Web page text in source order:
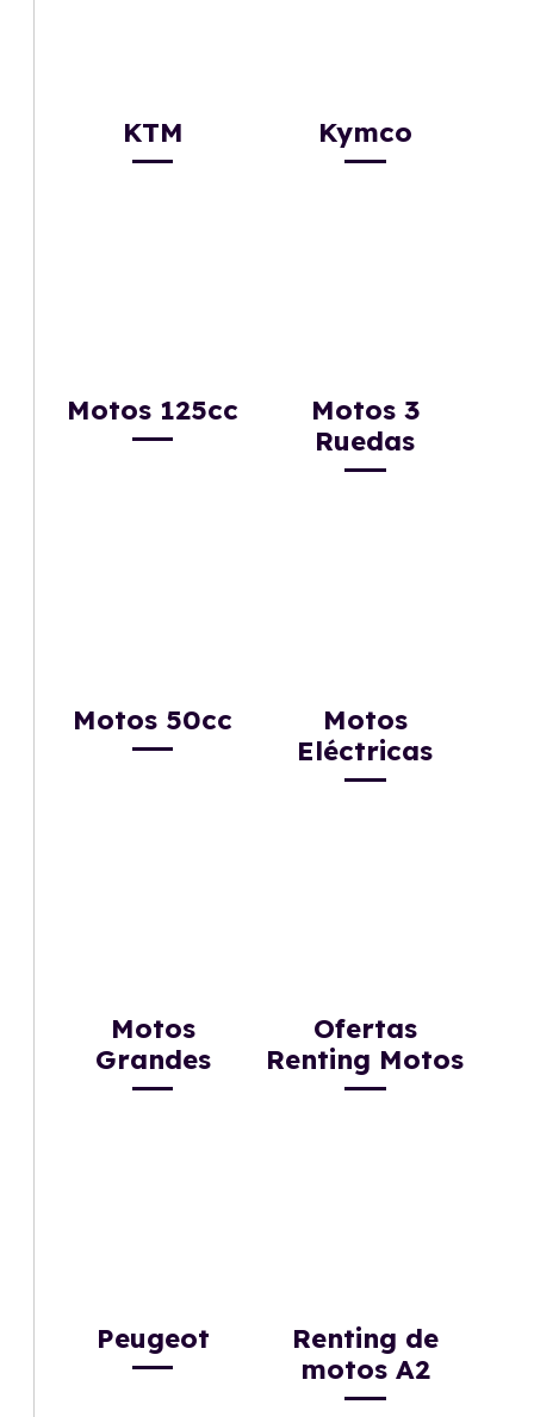
KTM Kymco
Motos 125cc
Motos 3
Ruedas
Motos 50cc
Motos
Eléctricas
Motos
Grandes
Ofertas
Renting Motos
Peugeot
Renting de
motos A2